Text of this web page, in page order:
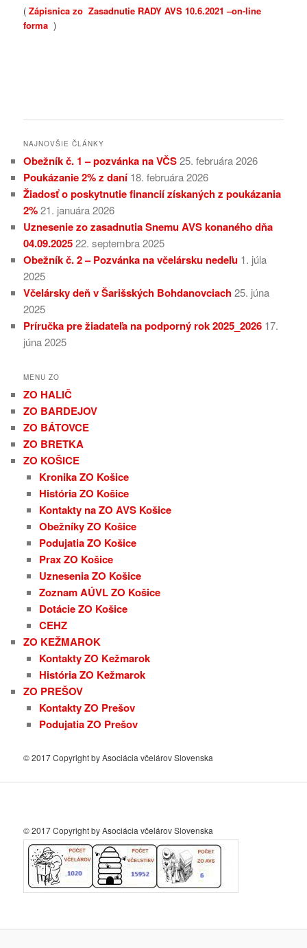
(Zápisnica zo Zasadnutie RADY AVS 10.6.2021 –on-line
forma)
NAJNOVŠIE ČLÁNKY
Obežník č. 1 – pozvánka na VČS25. februára 2026
Poukázanie 2% z daní 18. februára 2026
Žiadosť o poskytnutie financií získaných z poukázania
2%21. januára 2026
Uznesenie zo zasadnutia Snemu AVS konaného dňa
04.09.202522. septembra 2025
Obežník č. 2 – Pozvánka na včelársku nedeľu 1. júla
2025
Včelársky deň v Šarišských Bohdanovciach25. júna
2025
Príručka pre žiadateľa na podporný rok 2025_2026 17.
júna 2025
MENU ZO
ZO HALIČ
ZO BARDEJOV
ZO BÁTOVCE
ZO BRETKA
ZO KOŠICE
Kronika ZO Košice
História ZO Košice
Kontakty na ZO AVS Košice
Obežníky ZO Košice
Podujatia ZO Košice
Prax ZO Košice
Uznesenia ZO Košice
Zoznam AÚVL ZO Košice
Dotácie ZO Košice
CEHZ
ZO KEŽMAROK
Kontakty ZO Kežmarok
História ZO Kežmarok
ZO PREŠOV
Kontakty ZO Prešov
Podujatia ZO Prešov
© 2017 Copyright by Asociácia včelárov Slovenska
© 2017 Copyright by Asociácia včelárov Slovenska